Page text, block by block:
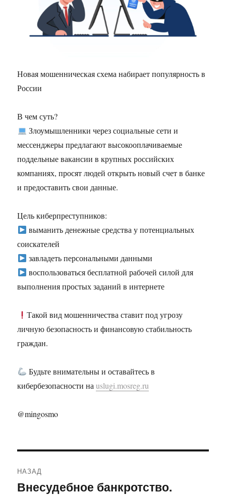
Новая мошенническая схема набирает популярность в
России
В чем суть?
Злоумышленники через социальные сети и
мессенджеры предлагают высокооплачиваемые
поддельные вакансии в крупных российских
компаниях, просят людей открыть новый счет в банке
и предоставить свои данные.
Цель киберпреступников:
выманить денежные средства у потенциальных
соискателей
завладеть персональными данными
воспользоваться бесплатной рабочей силой для
выполнения простых заданий в интернете
Такой вид мошенничества ставит под угрозу
личную безопасность и финансовую стабильность
граждан.
Будьте внимательны и оставайтесь в
кибербезопасности наuslugi.mosreg.ru
@mingosmo
по
НАЗАД
Предыдущая
Внесудебное банкротство.